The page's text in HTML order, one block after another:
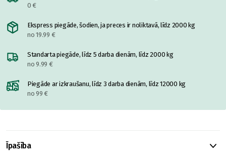
0 €
Ekspress piegāde, šodien, ja preces ir noliktavā, līdz 2000 kg
no 19.99 €
Standarta piegāde, līdz 5 darba dienām, līdz 2000 kg
no 9.99 €
Piegāde ar izkraušanu, līdz 3 darba dienām, līdz 12000 kg
no 99 €
Īpašība